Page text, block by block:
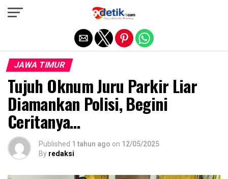
JAWA TIMUR
Tujuh Oknum Juru Parkir Liar
Diamankan Polisi, Begini
Ceritanya…
Published 1 tahun ago on 12/05/2025
By redaksi
Exit mobile version